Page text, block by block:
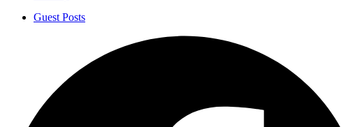
Guest Posts